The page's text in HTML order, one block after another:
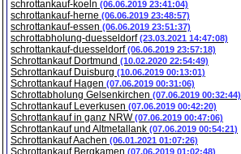
schrottankauf-koeln (06.06.2019 23:41:04)
schrottankauf-herne (06.06.2019 23:48:57)
schrottankauf-essen (06.06.2019 23:51:37)
schrottabholung-duesseldorf(23.03.2021 14:47:08)
schrottankauf-duesseldorf(06.06.2019 23:57:18)
Schrottankauf Dortmund (10.02.2020 22:54:49)
Schrottankauf Duisburg (10.06.2019 00:13:01)
Schrottankauf Hagen (07.06.2019 00:31:06)
Schrottabholung Gelsenkirchen (07.06.2019 00:32:44)
Schrottankauf Leverkusen (07.06.2019 00:42:20)
Schrottankauf in ganz NRW(07.06.2019 00:47:06)
Schrottankauf und Altmetallank (07.06.2019 00:54:21)
Schrottankauf Aachen (06.01.2021 01:07:26)
Schrottankauf Bergkamen (07.06.2019 01:02:48)